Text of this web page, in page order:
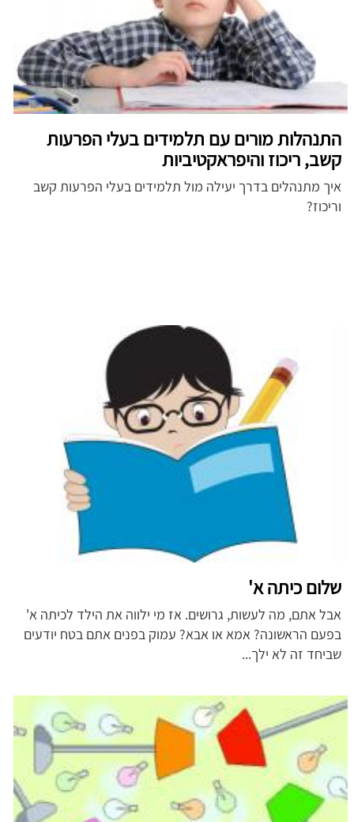
התנהלות מורים עם תלמידים בעלי הפרעות
קשב, ריכוז והיפראקטיביות
איך מתנהלים בדרך יעילה מול תלמידים בעלי הפרעות קשב
וריכוז?
שלום כיתה א'
אבל אתם, מה לעשות, גרושים. אז מי ילווה את הילד לכיתה א'
בפעם הראשונה? אמא או אבא? עמוק בפנים אתם בטח יודעים
שביחד זה לא ילך...